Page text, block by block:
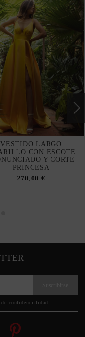
VESTIDO LARGO
CON ESCOTE
Y CORTE
PRINCESA
270,00 €
confidencialidad